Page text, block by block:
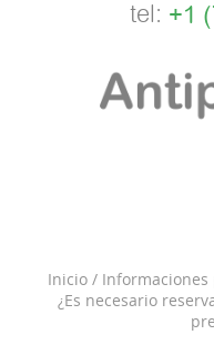
tel: +1
Inicio/ Informaciones
¿Es necesario